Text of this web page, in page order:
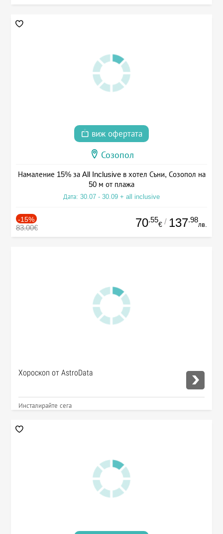
виж офертата
Созопол
Намаление 15% за All Inclusive в хотел Съни, Созопол на
50 м от плажа
Дата: 30.07 - 30.09 + all inclusive
-15%
83.00€ 70.55
€ / 137.98
лв.
Хороскоп от AstroData
Инсталирайте сега